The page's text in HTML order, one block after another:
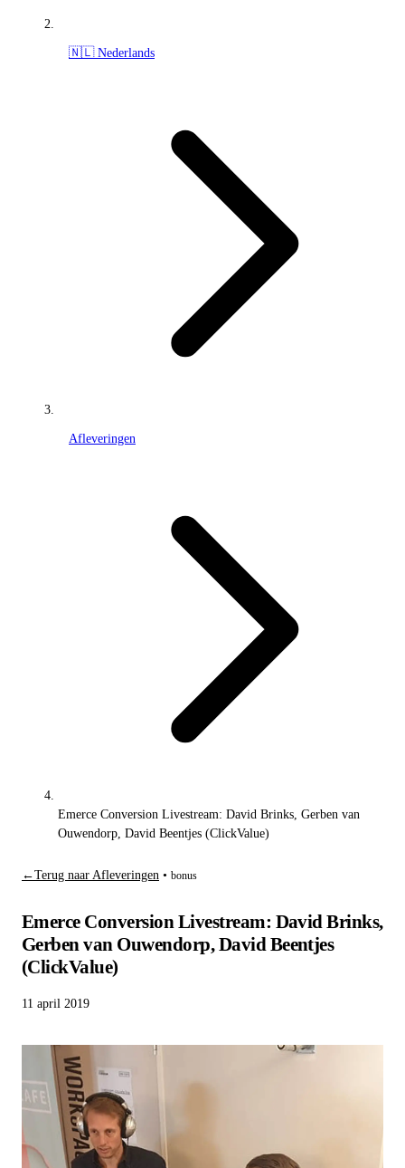
🇳🇱 Nederlands
Afleveringen
Emerce Conversion Livestream: David Brinks, Gerben van
Ouwendorp, David Beentjes (ClickValue)
←Terug naar Afleveringen • bonus
Emerce Conversion Livestream: David Brinks,
Gerben van Ouwendorp, David Beentjes
(ClickValue)
11 april 2019